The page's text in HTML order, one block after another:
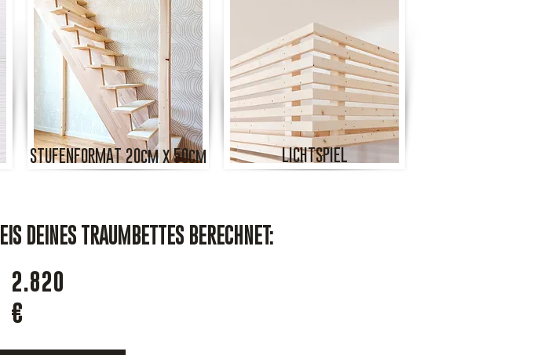
STUFENFORMAT 20cm x 50cm LICHTSPIEL
DEINES TRAUMBETTES BERECHNET:
2.820
€